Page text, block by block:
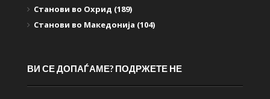
Станови во Охрид (189)
Станови во Македонија (104)
ВИ СЕ ДОПАЃАМЕ? ПОДРЖЕТЕ НЕ